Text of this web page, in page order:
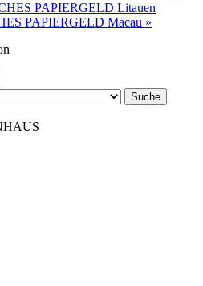
PAPIERGELD Litauen
PAPIERGELD Macau »